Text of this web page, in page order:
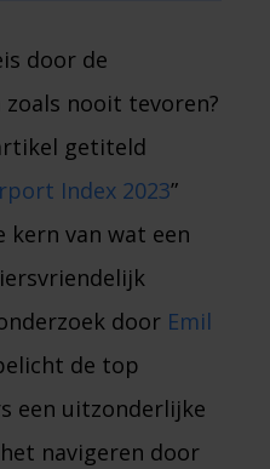
door de
zoals nooit tevoren?
getiteld
Index 2023”
kern van wat een
door Emil
de top
een uitzonderlijke
navigeren door